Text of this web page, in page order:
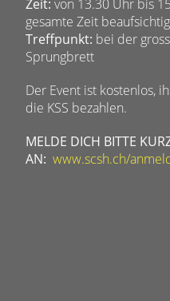
Zeit: von 13.30 Uhr bis
gesamte Zeit
Treffpunkt: bei der
Sprungbrett
Der Event ist kostenlos,
die KSS bezahlen.
MELDE DICH BITTE
AN: www.scsh.ch/